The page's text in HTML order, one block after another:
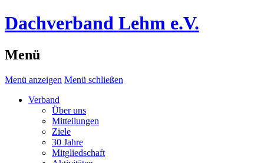
Dachverband Lehm e.V.
Menü
Menü anzeigen Menü schließen
Verband
Über uns
Mitteilungen
Ziele
30 Jahre
Mitgliedschaft